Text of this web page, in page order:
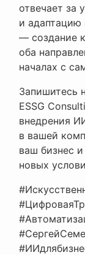
отвечает за
и адаптацию
— создание
оба
началах с
Запишитесь
ESSG
внедрения
в вашей
ваш бизнес
новых